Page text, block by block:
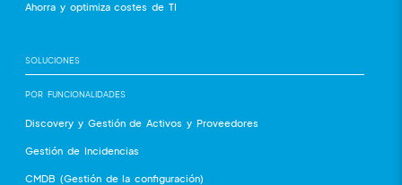
Ahorra y optimiza costes de TI
SOLUCIONES
POR FUNCIONALIDADES
Discovery y Gestión de Activos y Proveedores
Gestión de Incidencias
CMDB (Gestión de la configuración)